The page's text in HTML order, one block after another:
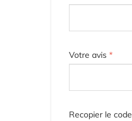
Votre avis *
Recopier le code